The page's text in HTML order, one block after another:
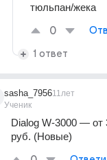
тюльпан/жека
0
1 ответ
sasha_7956
Ученик
11лет
Dialog W-3000 — от
руб. (Новые)